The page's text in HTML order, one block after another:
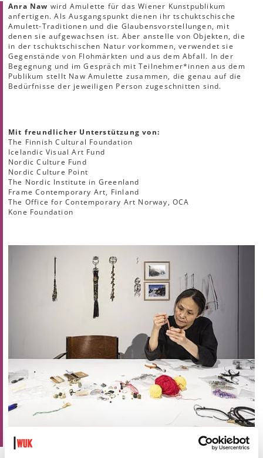
Anra Naw wird Amulette für das Wiener Kunstpublikum
anfertigen. Als Ausgangspunkt dienen ihr tschuktschische
Amulett-Traditionen und die Glaubensvorstellungen, mit
denen sie aufgewachsen ist. Aber anstelle von Objekten, die
in der tschuktschischen Natur vorkommen, verwendet sie
Gegenstände von Flohmärkten und aus dem Abfall. In der
Begegnung und im Gespräch mit Teilnehmer*innen aus dem
Publikum stellt Naw Amulette zusammen, die genau auf die
Bedürfnisse der jeweiligen Person zugeschnitten sind.
Mit freundlicher Unterstützung von:
The Finnish Cultural Foundation
Icelandic Visual Art Fund
Nordic Culture Fund
Nordic Culture Point
The Nordic Institute in Greenland
Frame Contemporary Art, Finland
The Office for Contemporary Art Norway, OCA
Kone Foundation